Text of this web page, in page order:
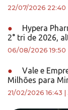
22/07/2026 22:40
●
Hypera
2° tri de 2026,
06/08/2026 19:50
●
Vale e
Milhões para
21/02/2026 16:43